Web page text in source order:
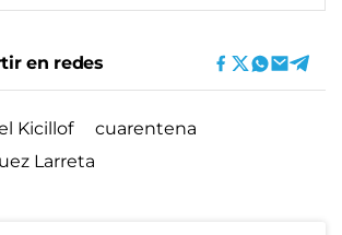
en redes
Kicillof
cuarentena
Larreta